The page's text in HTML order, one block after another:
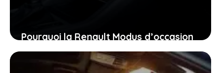
Pourquoi la Renault Modus d’occasion
pourrait bien être la voiture idéale
pour vous aujourd’hui